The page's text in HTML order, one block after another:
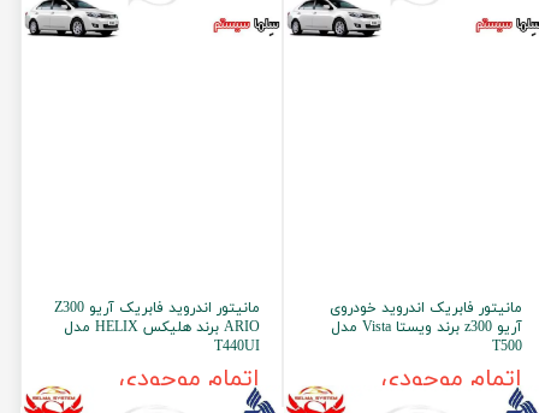
مانیتور فابریک اندروید خودروی
آریو z300 برند ویستا Vista مدل
T500
اتمام موجودی
مانیتور اندروید فابریک آریو Z300
ARIO برند هلیکس HELIX مدل
T440UI
اتمام موجودی